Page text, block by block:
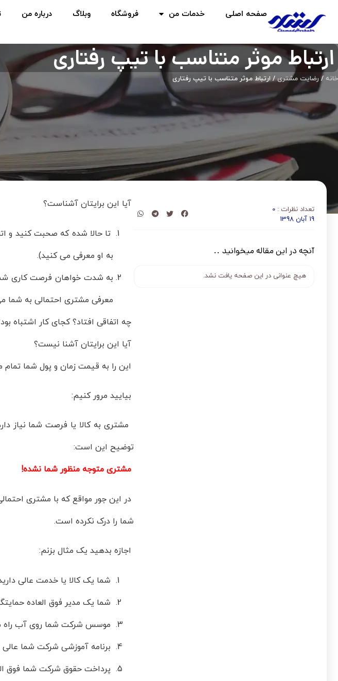
صفحه اصلی خدمات من فروشگاه وبلاگ درباره من
ارتباط موثر متناسب با تیپ رفتاری
خانه / رضایت مشتری/ ارتباط موثر متناسب با تیپ رفتاری
تعداد نظرات : 0
19 آبان 1398
آنچه در این مقاله میخوانید ..
هیچ عنوانی در این صفحه یافت نشد.
آیا این برایتان آشناست؟
تا حالا شده که صحبت کنید و
به او معرفی می کنید).
به شدت خواهان فرصت کاری
معرفی مشتری احتمالی به شما
چه اتفاقی افتاد؟ کجای کار اشتباه
آیا این برایتان آشنا نیست؟
این را به قیمت زمان و پول شما
بیایید مرور کنیم:
مشتری به کالا یا فرصت شما نیاز
توضیح این است:
مشتری متوجه منظور شما نشده!
در این جور مواقع که با مشتری
شما را درک نکرده است.
اجازه بدهید یک مثال بزنم:
شما یک کالا یا خدمت عالی
شما یک مدیر فوق العاده
موسس شرکت شما روی آب راه
برنامه آموزشی شرکت شما
پرداخت حقوق شرکت شما فوق